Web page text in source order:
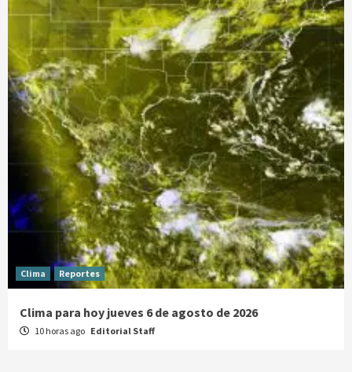
Clima Reportes
Clima para hoy jueves 6 de agosto de 2026
10 horas ago Editorial Staff